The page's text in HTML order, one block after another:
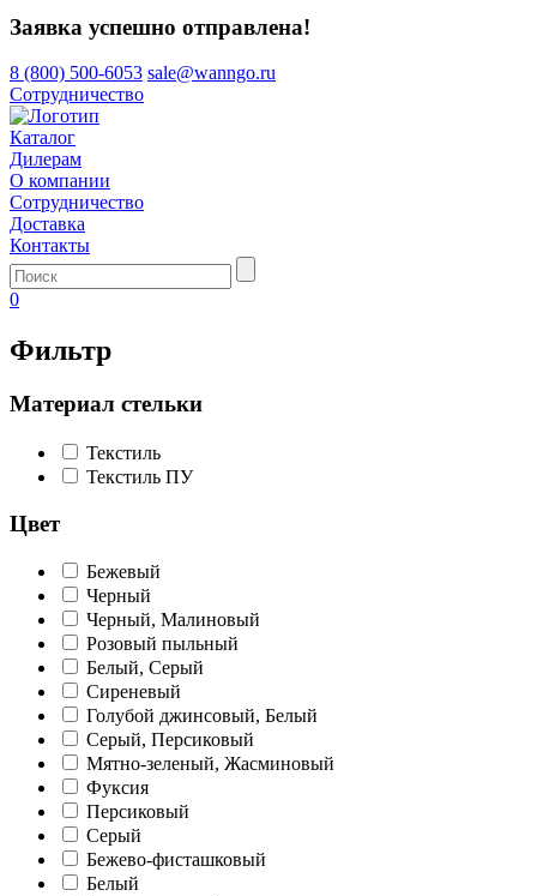
Заявка успешно отправлена!
8 (800) 500-6053 sale@wanngo.ru
Сотрудничество
Каталог
Дилерам
О компании
Сотрудничество
Доставка
Контакты
0
Фильтр
Материал стельки
Текстиль
Текстиль ПУ
Цвет
Бежевый
Черный
Черный, Малиновый
Розовый пыльный
Белый, Серый
Сиреневый
Голубой джинсовый, Белый
Серый, Персиковый
Мятно-зеленый, Жасминовый
Фуксия
Персиковый
Серый
Бежево-фисташковый
Белый